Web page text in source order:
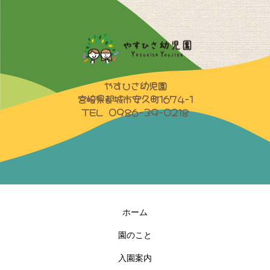
やすひさ幼児園
宮崎県都城市安久町1674-1
TEL 0986-39-0218
ホーム
園のこと
入園案内